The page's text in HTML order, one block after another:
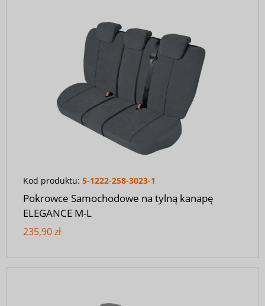
Kod produktu: 5-1222-258-3023-1
Pokrowce Samochodowe na tylną kanapę
ELEGANCE M-L
235,90 zł